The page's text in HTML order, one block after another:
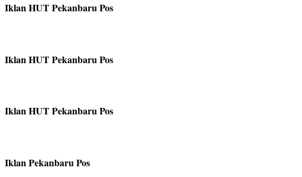
Iklan HUT Pekanbaru Pos
Iklan HUT Pekanbaru Pos
Iklan HUT Pekanbaru Pos
Iklan Pekanbaru Pos